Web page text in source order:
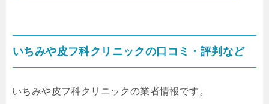
いちみや皮フ科クリニックの口コミ・評判など
いちみや皮フ科クリニックの業者情報です。